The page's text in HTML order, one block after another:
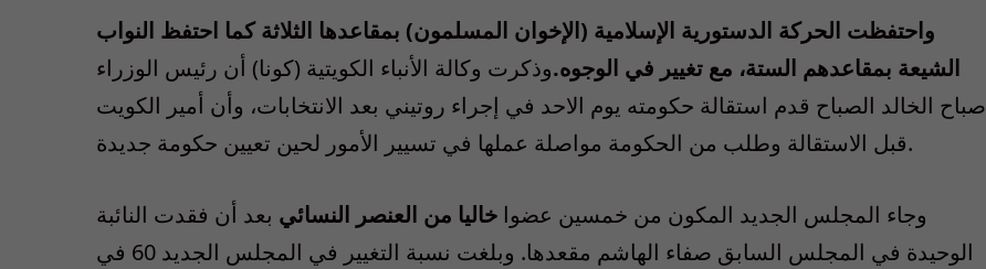
واحتفظت الحركة الدستورية الإسلامية (الإخوان المسلمون) بمقاعدها الثلاثة كما احتفظ النواب
الشيعة بمقاعدهم الستة، مع تغيير في الوجوه.وذكرت وكالة الأنباء الكويتية (كونا) أن رئيس الوزراء
صباح الخالد الصباح قدم استقالة حكومته يوم الاحد في إجراء روتيني بعد الانتخابات، وأن أمير الكويت
قبل الاستقالة وطلب من الحكومة مواصلة عملها في تسيير الأمور لحين تعيين حكومة جديدة.
وجاء المجلس الجديد المكون من خمسين عضوا خاليا من العنصر النسائي بعد أن فقدت النائبة
الوحيدة في المجلس السابق صفاء الهاشم مقعدها. وبلغت نسبة التغيير في المجلس الجديد 60 في